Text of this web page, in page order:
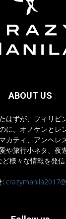
ABOUT US
はずが、フィリピ
に。オノケンとレ
カティ、アンヘレ
や旅行小ネタ、夜
様々な情報を発信
: